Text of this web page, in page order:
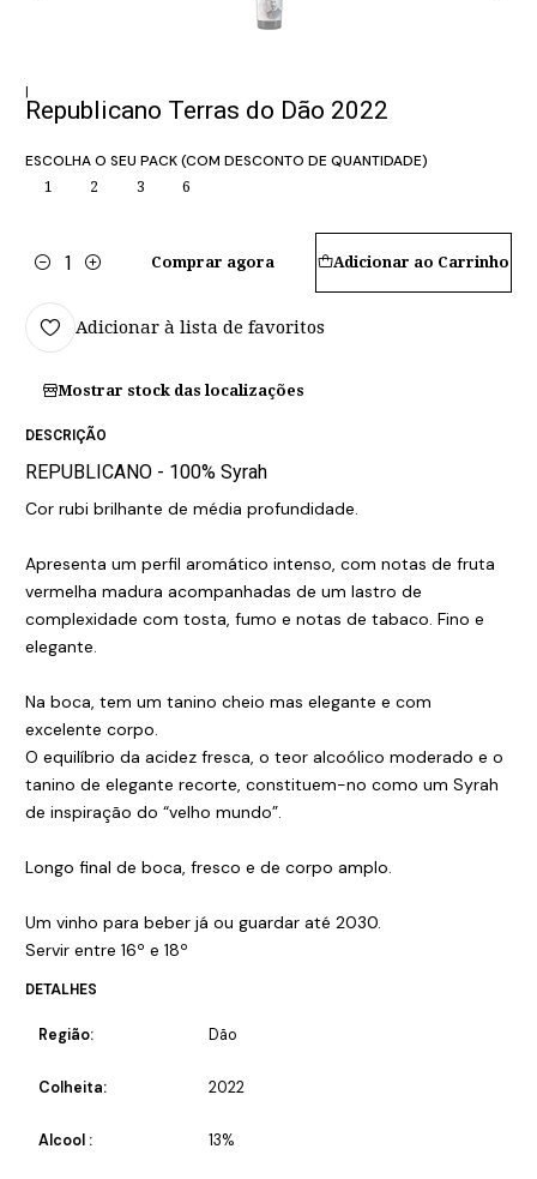
|
Republicano Terras do Dão 2022
ESCOLHA O SEU PACK (COM DESCONTO DE QUANTIDADE)
1 2 3 6
Quantidade
Adicionar ao Carrinho
Comprar agora
Adicionar à lista de favoritos
Mostrar stock das localizações
DESCRIÇÃO
REPUBLICANO - 100% Syrah
Cor rubi brilhante de média profundidade.
Apresenta um perfil aromático intenso, com notas de fruta
vermelha madura acompanhadas de um lastro de
complexidade com tosta, fumo e notas de tabaco. Fino e
elegante.
Na boca, tem um tanino cheio mas elegante e com
excelente corpo.
O equilíbrio da acidez fresca, o teor alcoólico moderado e o
tanino de elegante recorte, constituem-no como um Syrah
de inspiração do “velho mundo”.
Longo final de boca, fresco e de corpo amplo.
Um vinho para beber já ou guardar até 2030.
Servir entre 16º e 18º
DETALHES
Região: Dão
Colheita: 2022
Alcool : 13%